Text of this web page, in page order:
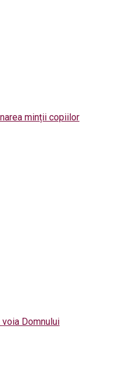
minții copiilor
Domnului